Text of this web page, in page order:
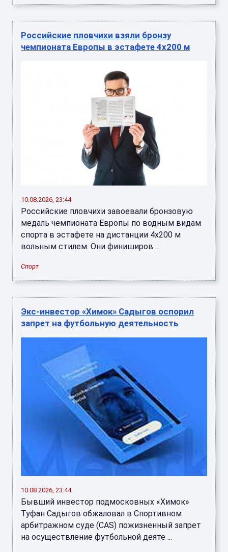
Российские пловчихи взяли бронзу
чемпионата Европы в эстафете 4х200 м
10.08.2026, 23:44
Российские пловчихи завоевали бронзовую
медаль чемпионата Европы по водным видам
спорта в эстафете на дистанции 4х200 м
вольным стилем. Они финиширов ...
Спорт
Экс-инвестор «Химок» Садыгов оспорил
запрет на футбольную деятельность
10.08.2026, 23:44
Бывший инвестор подмосковных «Химок»
Туфан Садыгов обжаловал в Спортивном
арбитражном суде (CAS) пожизненный запрет
на осуществление футбольной деяте ...